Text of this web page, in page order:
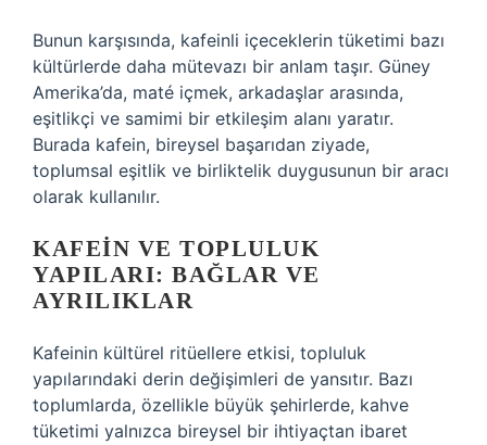
Bunun karşısında, kafeinli içeceklerin tüketimi bazı
kültürlerde daha mütevazı bir anlam taşır. Güney
Amerika’da, maté içmek, arkadaşlar arasında,
eşitlikçi ve samimi bir etkileşim alanı yaratır.
Burada kafein, bireysel başarıdan ziyade,
toplumsal eşitlik ve birliktelik duygusunun bir aracı
olarak kullanılır.
KAFEIN VE TOPLULUK
YAPILARI: BAĞLAR VE
AYRILIKLAR
Kafeinin kültürel ritüellere etkisi, topluluk
yapılarındaki derin değişimleri de yansıtır. Bazı
toplumlarda, özellikle büyük şehirlerde, kahve
tüketimi yalnızca bireysel bir ihtiyaçtan ibaret